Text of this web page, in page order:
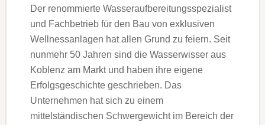
Der renommierte Wasseraufbereitungsspezialist
und Fachbetrieb für den Bau von exklusiven
Wellnessanlagen hat allen Grund zu feiern. Seit
nunmehr 50 Jahren sind die Wasserwisser aus
Koblenz am Markt und haben ihre eigene
Erfolgsgeschichte geschrieben. Das
Unternehmen hat sich zu einem
mittelständischen Schwergewicht im Bereich der